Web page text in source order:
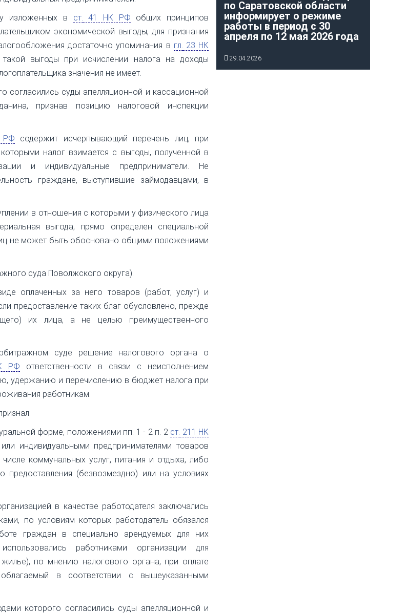
изложенных в ст. 41 НК РФ общих принципов
экономической выгоды, для признания
достаточно упоминания в гл. 23 НК
выгоды при исчислении налога на доходы
значения не имеет.
согласились суды апелляционной и кассационной
признав позицию налоговой инспекции
РФ содержит исчерпывающий перечень лиц, при
налог взимается с выгоды, полученной в
и индивидуальные предприниматели. Не
граждане, выступившие займодавцами, в
в отношения с которыми у физического лица
выгода, прямо определен специальной
не может быть обосновано общими положениями
суда Поволжского округа).
оплаченных за него товаров (работ, услуг) и
предоставление таких благ обусловлено, прежде
их лица, а не целью преимущественного
суде решение налогового органа о
РФ ответственности в связи с неисполнением
удержанию и перечислению в бюджет налога при
работникам.
форме, положениями пп. 1 - 2 п. 2 ст. 211 НК
индивидуальными предпринимателями товаров
коммунальных услуг, питания и отдыха, либо
предоставления (безвозмездно) или на условиях
в качестве работодателя заключались
по условиям которых работодатель обязался
граждан в специально арендуемых для них
работниками организации для
по мнению налогового органа, при оплате
в соответствии с вышеуказанными
которого согласились суды апелляционной и
по Саратовской области
информирует о режиме
работы в период с 30
апреля по 12 мая 2026 года
29.04.2026